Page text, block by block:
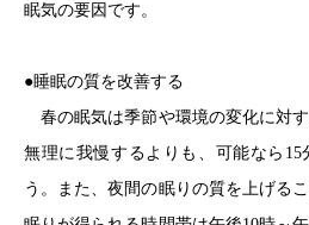
眠気の要因です。
●睡眠の質を改善する
春の眠気は季節や環境の変化に対す
無理に我慢するよりも、可能なら15
う。また、夜間の眠りの質を上げる